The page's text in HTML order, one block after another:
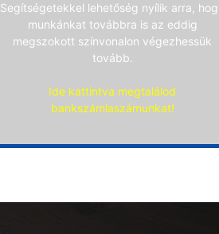
Segítségetekkel lehetőség nyílik arra,
munkánkat továbbra is az eddig
megszokott színvonalon végezhessük
tovább.
Ide kattintva megtalálod
bankszámlaszámunkat!